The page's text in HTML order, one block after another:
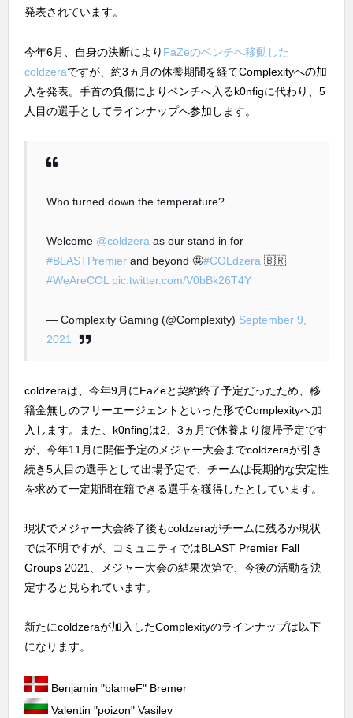
発表されています。
今年6月、自身の決断により FaZeのベンチへ移動した
coldzeraですが、約3ヵ月の休養期間を経てComplexityへの加
入を発表。手首の負傷によりベンチへ入るk0nfigに代わり、5
人目の選手としてラインナップへ参加します。
Who turned down the temperature?
Welcome @coldzera as our stand in for
#BLASTPremier and beyond 🤩#COLdzera 🇧🇷
#WeAreCOL pic.twitter.com/V0bBk26T4Y
— Complexity Gaming (@Complexity) September 9,
2021
coldzeraは、今年9月にFaZeと契約終了予定だったため、移
籍金無しのフリーエージェントといった形でComplexityへ加
入します。また、k0nfingは2、3ヵ月で休養より復帰予定です
が、今年11月に開催予定のメジャー大会までcoldzeraが引き
続き5人目の選手として出場予定で、チームは長期的な安定性
を求めて一定期間在籍できる選手を獲得したとしています。
現状でメジャー大会終了後もcoldzeraがチームに残るか現状
では不明ですが、コミュニティではBLAST Premier Fall
Groups 2021、メジャー大会の結果次第で、今後の活動を決
定すると見られています。
新たにcoldzeraが加入したComplexityのラインナップは以下
になります。
Benjamin "blameF" Bremer
Valentin "poizon" Vasilev